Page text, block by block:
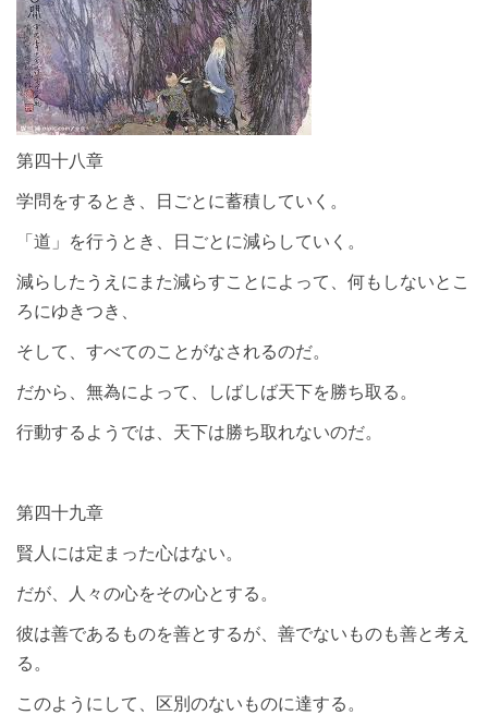
第四十八章
学問をするとき、日ごとに蓄積していく。
「道」を行うとき、日ごとに減らしていく。
減らしたうえにまた減らすことによって、何もしないとこ
ろにゆきつき、
そして、すべてのことがなされるのだ。
だから、無為によって、しばしば天下を勝ち取る。
行動するようでは、天下は勝ち取れないのだ。
第四十九章
賢人には定まった心はない。
だが、人々の心をその心とする。
彼は善であるものを善とするが、善でないものも善と考え
る。
このようにして、区別のないものに達する。